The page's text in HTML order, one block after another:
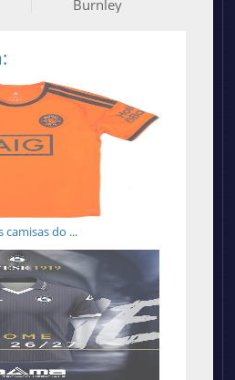
Burnley
camisas do ...